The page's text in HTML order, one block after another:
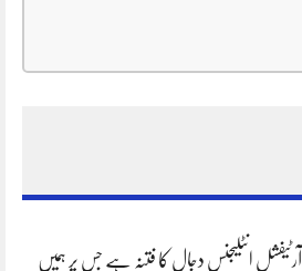
آرٹیفشل انٹلیجنس دجال کا فتنہ ہے جس پر ہمیں